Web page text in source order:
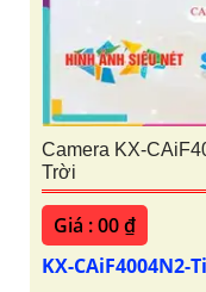
Camera KX-
Trời
Giá : 00 ₫
KX-CAiF4004N2-